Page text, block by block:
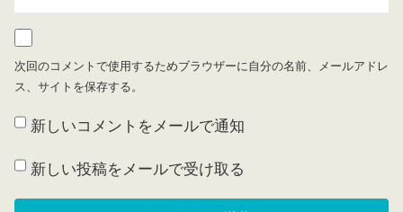
次回のコメントで使用するためブラウザーに自分の名前、メールアドレ
ス、サイトを保存する。
新しいコメントをメールで通知
新しい投稿をメールで受け取る